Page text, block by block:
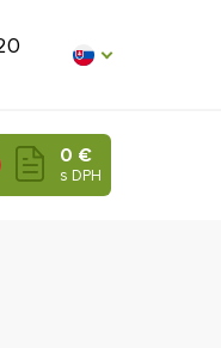
0 €
s DPH